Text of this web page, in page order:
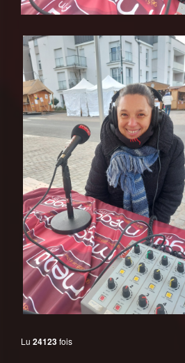
Lu 24123fois